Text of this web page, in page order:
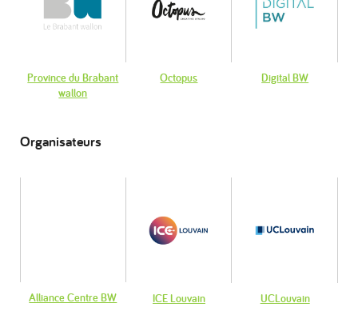
Province du Brabant
wallon
Octopus Digital BW
Organisateurs
Alliance Centre BW ICE Louvain UCLouvain